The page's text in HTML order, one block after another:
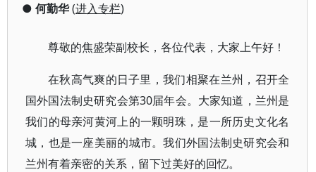
● 何勤华(进入专栏)
尊敬的焦盛荣副校长，各位代表，大家上午好！
在秋高气爽的日子里，我们相聚在兰州，召开全
国外国法制史研究会第30届年会。大家知道，兰州是
我们的母亲河黄河上的一颗明珠，是一所历史文化名
城，也是一座美丽的城市。我们外国法制史研究会和
兰州有着亲密的关系，留下过美好的回忆。